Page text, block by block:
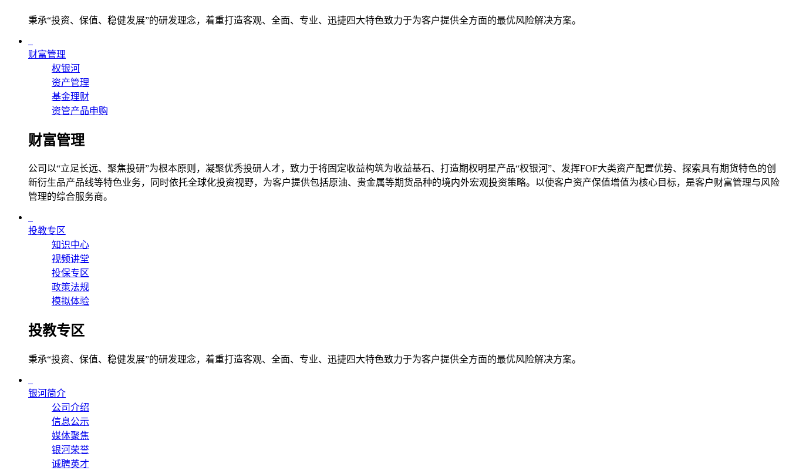
秉承“投资、保值、稳健发展”的研发理念，着重打造客观、全面、专业、迅捷四大特色致力于为客户提供全方面的最优风险解决方案。
财富管理
权银河
资产管理
基金理财
资管产品申购
财富管理
公司以“立足长远、聚焦投研”为根本原则，凝聚优秀投研人才，致力于将固定收益构筑为收益基石、打造期权明星产品“权银河”、发挥FOF大类资产配置优势、探索具有期货特色的创
新衍生品产品线等特色业务，同时依托全球化投资视野，为客户提供包括原油、贵金属等期货品种的境内外宏观投资策略。以使客户资产保值增值为核心目标，是客户财富管理与风险
管理的综合服务商。
投教专区
知识中心
视频讲堂
投保专区
政策法规
模拟体验
投教专区
秉承“投资、保值、稳健发展”的研发理念，着重打造客观、全面、专业、迅捷四大特色致力于为客户提供全方面的最优风险解决方案。
银河简介
公司介绍
信息公示
媒体聚焦
银河荣誉
诚聘英才